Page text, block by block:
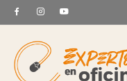
Saltar
al
contenido